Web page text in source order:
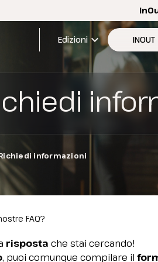
Edizioni expand_more INOUT
Edizione
Aree
Vision
Review
informazioni
FAQ?
risposta che stai cercando!
, puoi comunque compilare il